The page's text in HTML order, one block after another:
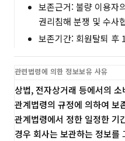
보존근거: 불량 이용자
권리침해 분쟁 및 수사
보존기간: 회원탈퇴 후
관련법령에 의한 정보보유 사유
상법, 전자상거래 등에서의
관계법령의 규정에 의하여 보
관계법령에서 정한 일정한 기
경우 회사는 보관하는 정보를